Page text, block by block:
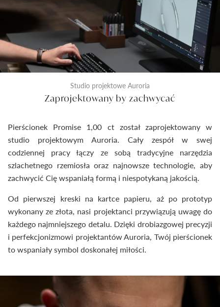
Studio projektowe Auroria
Zaprojektowany by zachwycać
Pierścionek Promise 1,00 ct został zaprojektowany w
studio projektowym Auroria. Cały zespół w swej
codziennej pracy łączy ze sobą tradycyjne narzędzia
szlachetnego rzemiosła oraz najnowsze technologie, aby
zachwycić Cię wspaniałą formą i niespotykaną jakością.
Od pierwszej kreski na kartce papieru, aż po prototyp
wykonany ze złota, nasi projektanci przywiązują uwagę do
każdego najmniejszego detalu. Dzięki drobiazgowej precyzji
i perfekcjonizmowi projektantów Auroria, Twój pierścionek
to wspaniały symbol doskonałej miłości.